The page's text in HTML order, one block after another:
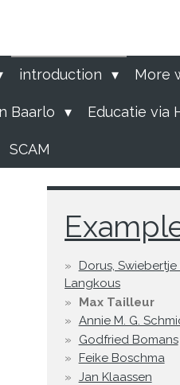
introduction More
Baarlo Educatie via
SCAM
Dorus, Swiebertje
Langkous
Max Tailleur
Annie M. G.
Godfried Bomans
Feike Boschma
Jan Klaassen